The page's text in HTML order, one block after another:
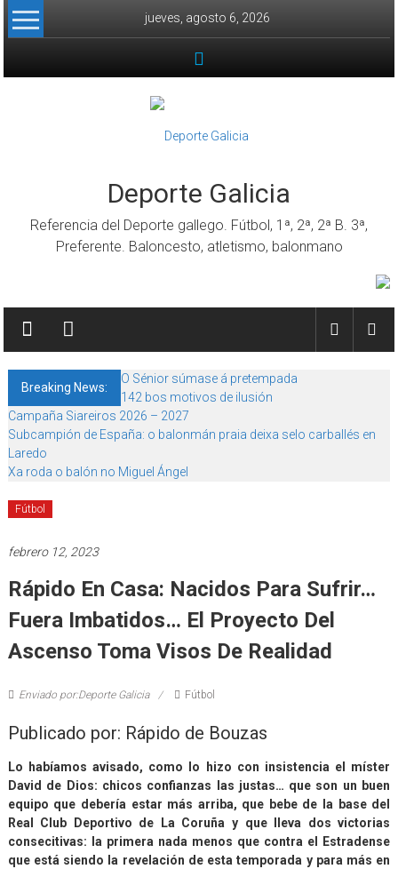
Skip to content
jueves, agosto 6, 2026
Deporte Galicia
Referencia del Deporte gallego. Fútbol, 1ª, 2ª, 2ª B. 3ª,
Preferente. Baloncesto, atletismo, balonmano
Breaking News:
O Sénior súmase á pretempada
142 bos motivos de ilusión
Campaña Siareiros 2026 – 2027
Subcampión de España: o balonmán praia deixa selo carballés en
Laredo
Xa roda o balón no Miguel Ángel
Fútbol
febrero 12, 2023
Rápido En Casa: Nacidos Para Sufrir…
Fuera Imbatidos… El Proyecto Del
Ascenso Toma Visos De Realidad
Enviado por:Deporte Galicia Fútbol
Publicado por: Rápido de Bouzas
Lo habíamos avisado, como lo hizo con insistencia el míster
David de Dios: chicos confianzas las justas… que son un buen
equipo que debería estar más arriba, que bebe de la base del
Real Club Deportivo de La Coruña y que lleva dos victorias
consecitivas: la primera nada menos que contra el Estradense
que está siendo la revelación de esta temporada y para más en